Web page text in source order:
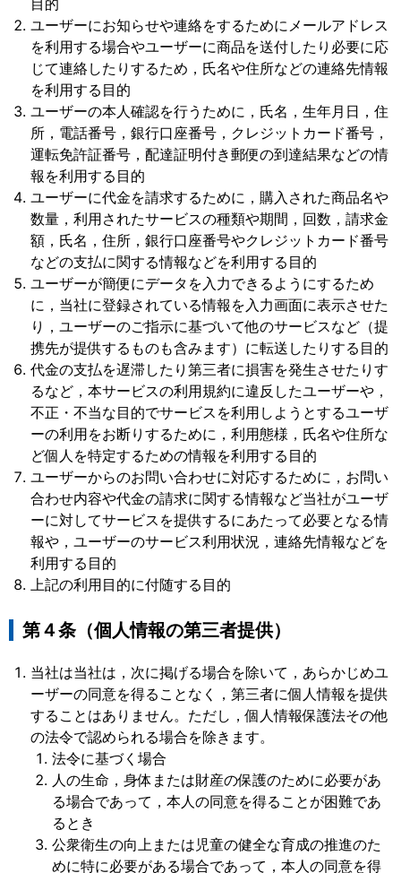
目的
ユーザーにお知らせや連絡をするためにメールアドレス
を利用する場合やユーザーに商品を送付したり必要に応
じて連絡したりするため，氏名や住所などの連絡先情報
を利用する目的
ユーザーの本人確認を行うために，氏名，生年月日，住
所，電話番号，銀行口座番号，クレジットカード番号，
運転免許証番号，配達証明付き郵便の到達結果などの情
報を利用する目的
ユーザーに代金を請求するために，購入された商品名や
数量，利用されたサービスの種類や期間，回数，請求金
額，氏名，住所，銀行口座番号やクレジットカード番号
などの支払に関する情報などを利用する目的
ユーザーが簡便にデータを入力できるようにするため
に，当社に登録されている情報を入力画面に表示させた
り，ユーザーのご指示に基づいて他のサービスなど（提
携先が提供するものも含みます）に転送したりする目的
代金の支払を遅滞したり第三者に損害を発生させたりす
るなど，本サービスの利用規約に違反したユーザーや，
不正・不当な目的でサービスを利用しようとするユーザ
ーの利用をお断りするために，利用態様，氏名や住所な
ど個人を特定するための情報を利用する目的
ユーザーからのお問い合わせに対応するために，お問い
合わせ内容や代金の請求に関する情報など当社がユーザ
ーに対してサービスを提供するにあたって必要となる情
報や，ユーザーのサービス利用状況，連絡先情報などを
利用する目的
上記の利用目的に付随する目的
第４条（個人情報の第三者提供）
当社は当社は，次に掲げる場合を除いて，あらかじめユ
ーザーの同意を得ることなく，第三者に個人情報を提供
することはありません。ただし，個人情報保護法その他
の法令で認められる場合を除きます。
法令に基づく場合
人の生命，身体または財産の保護のために必要があ
る場合であって，本人の同意を得ることが困難であ
るとき
公衆衛生の向上または児童の健全な育成の推進のた
めに特に必要がある場合であって，本人の同意を得